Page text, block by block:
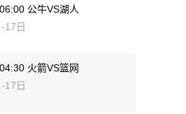
公牛VS湖人
17日
火箭VS篮网
17日